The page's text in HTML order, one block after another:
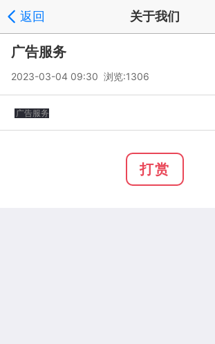
返回 关于我们
广告服务
2023-03-04 09:30 浏览:1306
广告服务
打赏